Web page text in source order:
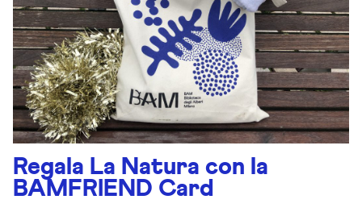
Regala La Natura con la
BAMFRIEND Card